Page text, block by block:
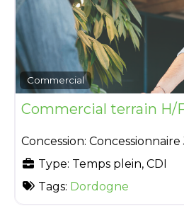
Commercial
Commercial terrain H/
Concession:
Type: Temps plein, CDI
Tags: Dordogne